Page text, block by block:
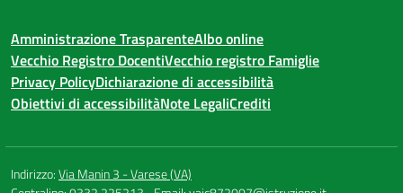
Amministrazione TrasparenteAlbo online
Vecchio Registro DocentiVecchio registro Famiglie
Privacy PolicyDichiarazione di accessibilità
Obiettivi di accessibilitàNote LegaliCrediti
Indirizzo:Via Manin 3 - Varese (VA)